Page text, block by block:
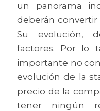
un panorama
deberán convertir
Su evolución,
factores. Por lo
importante no
evolución de la
precio de la
tener ningún